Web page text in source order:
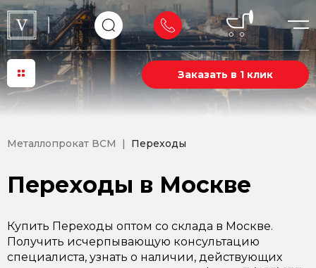
Заказать в 1 клик
Металлопрокат ВСМ Переходы
Переходы в Москве
Купить Переходы оптом со склада в Москве.
Получить исчерпывающую консультацию
специалиста, узнать о наличии, действующих